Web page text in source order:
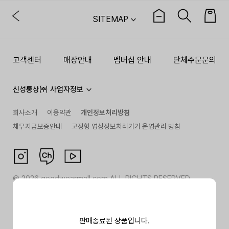
판매종료된 상품입니다.
SITEMAP
고객센터 매장안내 멤버십 안내 단체주문문의
신성통상㈜ 사업자정보
회사소개 이용약관
개인정보처리방침
채무지급보증안내
고정형 영상정보처리기기 운영관리 방침
©2026goodwearmall.com ALL RIGHTS RESERVED